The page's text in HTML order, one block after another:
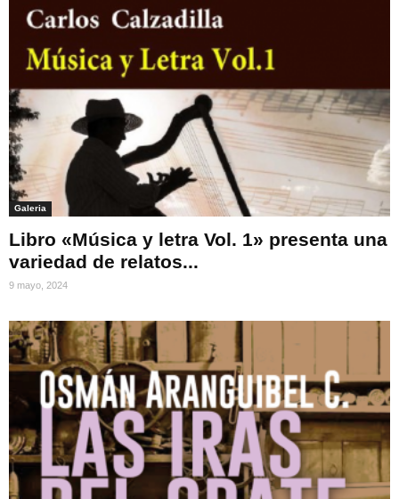
Galeria
Libro «Música y letra Vol. 1» presenta una
variedad de relatos...
9 mayo, 2024